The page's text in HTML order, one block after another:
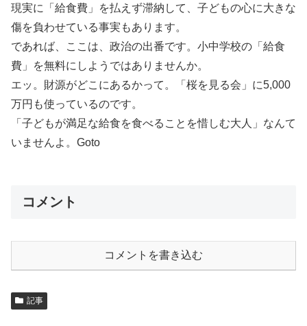
現実に「給食費」を払えず滞納して、子どもの心に大きな
傷を負わせている事実もあります。
であれば、ここは、政治の出番です。小中学校の「給食
費」を無料にしようではありませんか。
エッ。財源がどこにあるかって。「桜を見る会」に5,000
万円も使っているのです。
「子どもが満足な給食を食べることを惜しむ大人」なんて
いませんよ。Goto
コメント
コメントを書き込む
記事